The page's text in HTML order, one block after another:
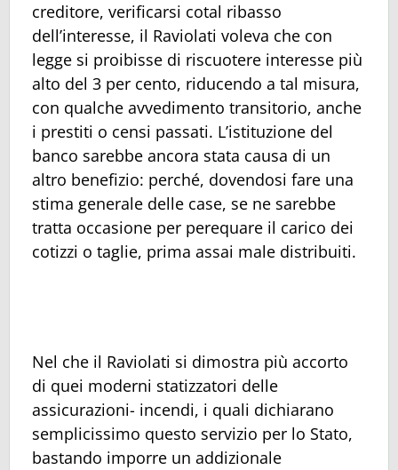
creditore, verificarsi cotal ribasso
dell’interesse, il Raviolati voleva che con
legge si proibisse di riscuotere interesse più
alto del 3 per cento, riducendo a tal misura,
con qualche avvedimento transitorio, anche
i prestiti o censi passati. L’istituzione del
banco sarebbe ancora stata causa di un
altro benefizio: perché, dovendosi fare una
stima generale delle case, se ne sarebbe
tratta occasione per perequare il carico dei
cotizzi o taglie, prima assai male distribuiti.
Nel che il Raviolati si dimostra più accorto
di quei moderni statizzatori delle
assicurazioni- incendi, i quali dichiarano
semplicissimo questo servizio per lo Stato,
bastando imporre un addizionale